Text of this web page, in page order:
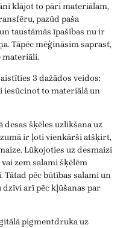
klājot to pāri materiālam,
pazūd paša
taustāmās īpašības nu ir
Tāpēc mēģināsim saprast,
materiāli.
3 dažādos veidos:
iesūcinot to materiālā un
desas šķēles uzlikšana uz
ir ļoti vienkārši atšķirt,
Lūkojoties uz desmaizi
zem salami šķēlēm
pēc būtības salami un
dzīvi arī pēc kļūšanas par
pigmentdruka uz